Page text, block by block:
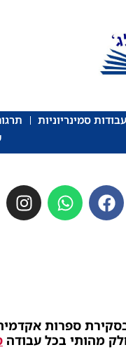
עבודות סמינריוניות
ספרות
מהותי בכל עבודה